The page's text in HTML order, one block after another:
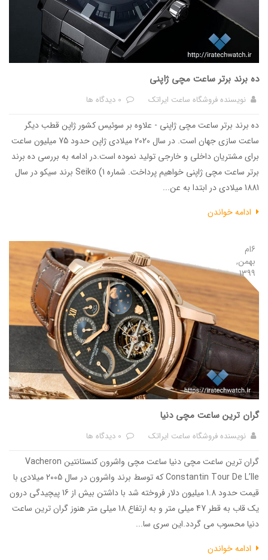
ده برند برتر ساعت مچی ژاپنی
نویسندهفروشگاه ساعت ایراتک 0 دیدگاه ها
ده برند برتر ساعت مچی ژاپنی - علاوه بر سوئیس کشور ژاپن قطب دیگر
ساعت سازی جهان است. در سال 2020 میلادی ژاپن حدود 75 میلیون ساعت
برای مشتریان داخلی و خارجی تولید نموده است.در ادامه به بررسی ده برند
برتر ساعت مچی ژاپنی خواهیم پرداخت. شماره 1) Seiko برند سیکو در سال
1881 میلادی در ابتدا به عن...
ادامه خواندن
6ام
بهمن,
1399
گران ترین ساعت مچی دنیا
نویسندهفروشگاه ساعت ایراتک 0 دیدگاه ها
گران ترین ساعت مچی دنیا ساعت مچی واشرون کنستانتین Vacheron
Constantin Tour De L’Ile که توسط برند واشرون در سال 2005 میلادی با
قیمت حدود 1.8 میلیون دلار فروخته شد با داشتن بیش از 16 پیچیدگی درون
یک قاب به قطر 47 میلی متر و به ارتفاع 18 میلی متر هنوز گران ترین ساعت
دنیا محسوب می گردد.این سری سا...
ادامه خواندن